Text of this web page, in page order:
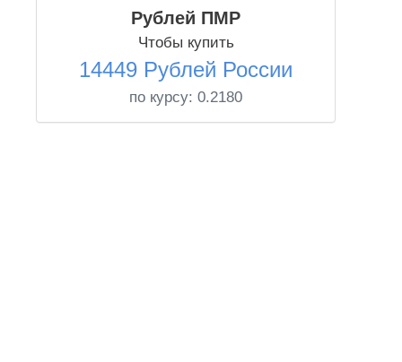
Рублей ПМР
Чтобы купить
14449 Рублей России
по курсу: 0.2180